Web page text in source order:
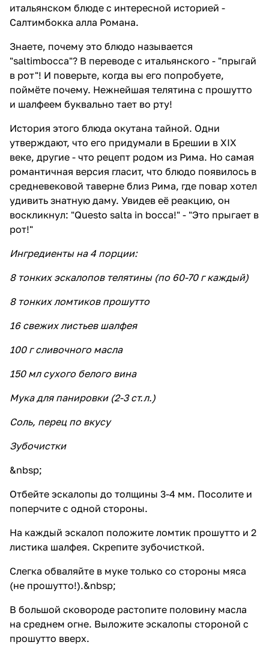
итальянском блюде с интересной историей -
Салтимбокка алла Романа.
Знаете, почему это блюдо называется
"saltimbocca"? В переводе с итальянского - "прыгай
в рот"! И поверьте, когда вы его попробуете,
поймёте почему. Нежнейшая телятина с прошутто
и шалфеем буквально тает во рту!
История этого блюда окутана тайной. Одни
утверждают, что его придумали в Брешии в XIX
веке, другие - что рецепт родом из Рима. Но самая
романтичная версия гласит, что блюдо появилось в
средневековой таверне близ Рима, где повар хотел
удивить знатную даму. Увидев её реакцию, он
воскликнул: "Questo salta in bocca!" - "Это прыгает в
рот!"
Ингредиенты на 4 порции:
8 тонких эскалопов телятины (по 60-70 г каждый)
8 тонких ломтиков прошутто
16 свежих листьев шалфея
100 г сливочного масла
150 мл сухого белого вина
Мука для панировки (2-3 ст.л.)
Соль, перец по вкусу
Зубочистки
&nbsp;
Отбейте эскалопы до толщины 3-4 мм. Посолите и
поперчите с одной стороны.
На каждый эскалоп положите ломтик прошутто и 2
листика шалфея. Скрепите зубочисткой.
Слегка обваляйте в муке только со стороны мяса
(не прошутто!).&nbsp;
В большой сковороде растопите половину масла
на среднем огне. Выложите эскалопы стороной с
прошутто вверх.